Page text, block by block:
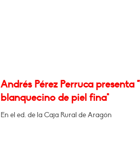
Andrés Pérez Perruca presenta
blanquecino de piel fina"
En el ed. de la Caja Rural de Aragón